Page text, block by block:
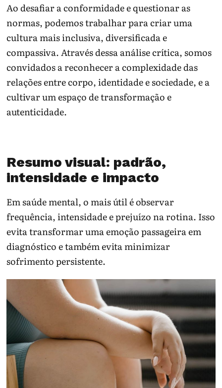
Ao desafiar a conformidade e questionar as
normas, podemos trabalhar para criar uma
cultura mais inclusiva, diversificada e
compassiva. Através dessa análise crítica, somos
convidados a reconhecer a complexidade das
relações entre corpo, identidade e sociedade, e a
cultivar um espaço de transformação e
autenticidade.
Resumo visual: padrão,
intensidade e impacto
Em saúde mental, o mais útil é observar
frequência, intensidade e prejuízo na rotina. Isso
evita transformar uma emoção passageira em
diagnóstico e também evita minimizar
sofrimento persistente.